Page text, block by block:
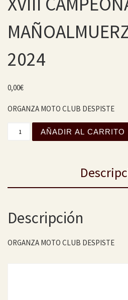
2024
0,00€
ORGANZA MOTO CLUB DESPISTE
XVIII CAMPEONATO
AÑADIR AL CARRITO
Descripción
ORGANZA MOTO CLUB DESPISTE